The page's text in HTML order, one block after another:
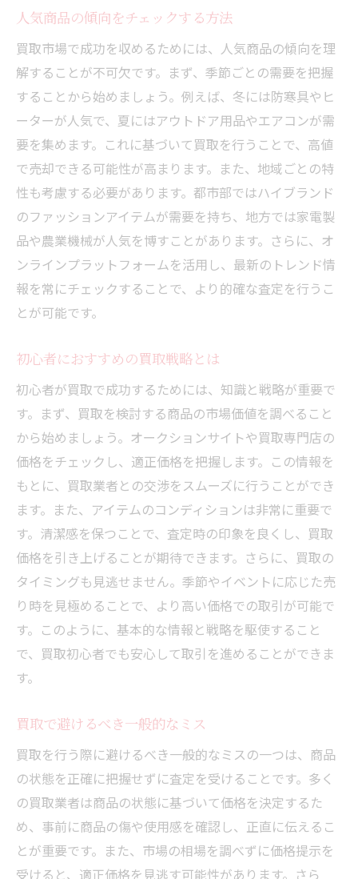
人気商品を高値で売るための戦略
市場動向に応じた柔軟な買取対応法
専門的な査定を受けて適正価格以上で買取
専門家の査定を受けるメリット
査定に必要な事前準備と注意点
適正価格以上を狙うための査定活用法
専門査定を受ける際の心構え
査定結果を買取交渉に生かす方法
信頼できる専門家を見つけるコツ
買取店の選び方で得られる有利な条件とは
良い買取店を見分けるための基準
店舗選びで注意すべきポイント
地域に根ざした買取店の利点
店舗選びで買取条件を最大化する方法
買取店の評判を調べるためのツール
成功体験に基づく買取ノウハウを共有
実際の成功事例から学ぶ買取のコツ
買取を成功させた人々の共通点
成功事例から見る買取戦略の具体例
他人の成功体験を自分の買取に生かす方法
買取成功者が実践する日常的な習慣
買取体験談を共有し合うメリット
人気商品の傾向をチェックする方法
買取市場で成功を収めるためには、人気商品の傾向を理
解することが不可欠です。まず、季節ごとの需要を把握
することから始めましょう。例えば、冬には防寒具やヒ
ーターが人気で、夏にはアウトドア用品やエアコンが需
要を集めます。これに基づいて買取を行うことで、高値
で売却できる可能性が高まります。また、地域ごとの特
性も考慮する必要があります。都市部ではハイブランド
のファッションアイテムが需要を持ち、地方では家電製
品や農業機械が人気を博すことがあります。さらに、オ
ンラインプラットフォームを活用し、最新のトレンド情
報を常にチェックすることで、より的確な査定を行うこ
とが可能です。
初心者におすすめの買取戦略とは
初心者が買取で成功するためには、知識と戦略が重要で
す。まず、買取を検討する商品の市場価値を調べること
から始めましょう。オークションサイトや買取専門店の
価格をチェックし、適正価格を把握します。この情報を
もとに、買取業者との交渉をスムーズに行うことができ
ます。また、アイテムのコンディションは非常に重要で
す。清潔感を保つことで、査定時の印象を良くし、買取
価格を引き上げることが期待できます。さらに、買取の
タイミングも見逃せません。季節やイベントに応じた売
り時を見極めることで、より高い価格での取引が可能で
す。このように、基本的な情報と戦略を駆使すること
で、買取初心者でも安心して取引を進めることができま
す。
買取で避けるべき一般的なミス
買取を行う際に避けるべき一般的なミスの一つは、商品
の状態を正確に把握せずに査定を受けることです。多く
の買取業者は商品の状態に基づいて価格を決定するた
め、事前に商品の傷や使用感を確認し、正直に伝えるこ
とが重要です。また、市場の相場を調べずに価格提示を
受けると、適正価格を見逃す可能性があります。さら